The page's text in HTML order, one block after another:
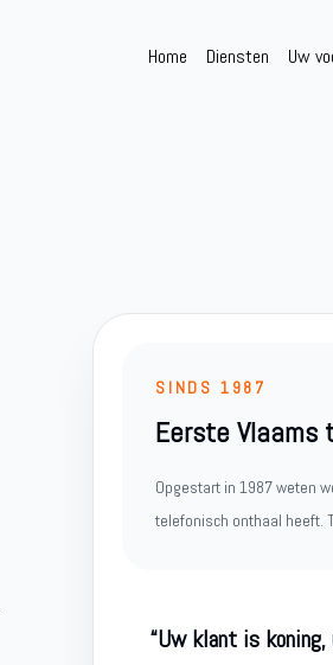
Home Diensten Uw
SINDS 1987
Eerste
Opgestart in 1987 weten
telefonisch onthaal heeft.
“Uw klant is koning,